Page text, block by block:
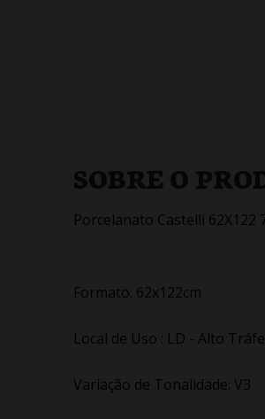
SOBRE O
Porcelanato Castelli 62X122
Formato: 62x122cm
Local de Uso : LD - Alto
Variação de Tonalidade: V3